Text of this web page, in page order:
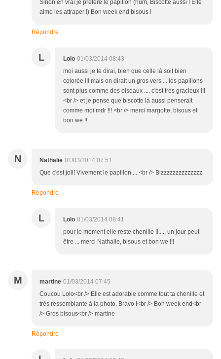
Sinon en vrai je préfère le papillon (hum, Biscotte aussi ! Elle
aime les attraper !) Bon week end bisous !
Répondre
L Lolo 01/03/2014 08:43
moi aussi je te dirai, bien que celle là soit bien
colorée !!! mais on dirait un gros vers ... les papillons
sont plus comme des oiseaux .... c'est très gracieux !!!
<br /> et je pense que biscotte là aussi penserait
comme moi mdr !!! <br /> merci margotte, bisous et
bon we !!
N Nathalie 01/03/2014 07:51
Que c'est joli! Vivement le papillon.....<br /> Bizzzzzzzzzzzzzz
Répondre
L Lolo 01/03/2014 08:41
pour le moment elle reste chenille !!..... un jour peut-
être ... merci Nathalie, bisous et bon we !!!
M martine 01/03/2014 07:45
Coucou Lolo<br /> Elle est adorable comme tout ta chenille et
très ressemblante à la photo. Bravo !<br /> Bon week end<br
/> Gros bisous<br /> martine
Répondre